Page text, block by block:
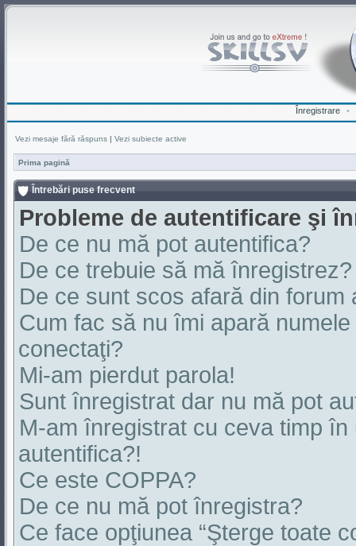
Înregistrare •
Vezi mesaje fără răspuns | Vezi subiecte active
Prima pagină
Întrebări puse frecvent
Probleme de autentificare şi
De ce nu mă pot autentifica?
De ce trebuie să mă înregistrez?
De ce sunt scos afară din forum
Cum fac să nu îmi apară
conectaţi?
Mi-am pierdut parola!
Sunt înregistrat dar nu mă pot
M-am înregistrat cu ceva timp
autentifica?!
Ce este COPPA?
De ce nu mă pot înregistra?
Ce face opţiunea “Şterge toate